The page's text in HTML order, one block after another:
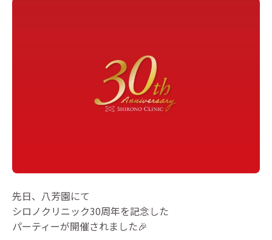
先日、八芳園にて
シロノクリニック30周年を記念した
パーティーが開催されました🎉